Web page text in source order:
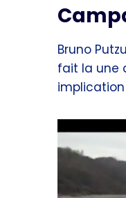
Bruno
fait la une